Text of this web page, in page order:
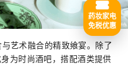
艺术融合的精致飨宴。除了
为时尚酒吧，搭配酒类提供
药妆家电
免税优惠